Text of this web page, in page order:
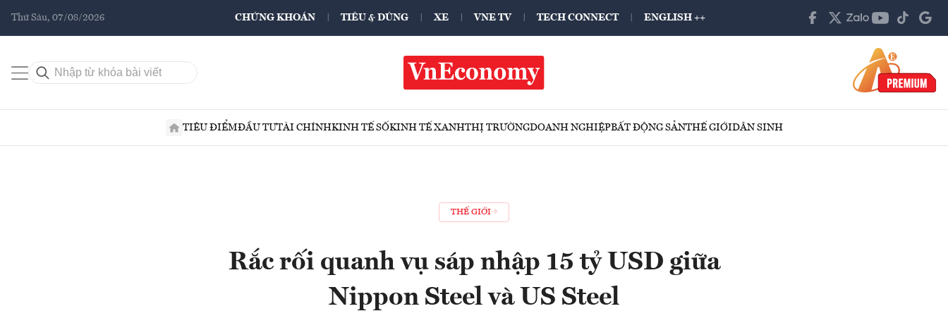
Thứ Sáu, 07/08/2026 CHỨNG KHOÁN TIÊU & DÙNG XE VNE TV TECH CONNECT ENGLISH ++
TIÊU ĐIỂMĐẦU TƯTÀI CHÍNHKINH TẾ SỐKINH TẾ XANHTHỊ TRƯỜNGDOANH NGHIỆPBẤT ĐỘNG SẢNTHẾ GIỚIDÂN SINH
THẾ GIỚI
Rắc rối quanh vụ sáp nhập 15 tỷ USD giữa
Nippon Steel và US Steel